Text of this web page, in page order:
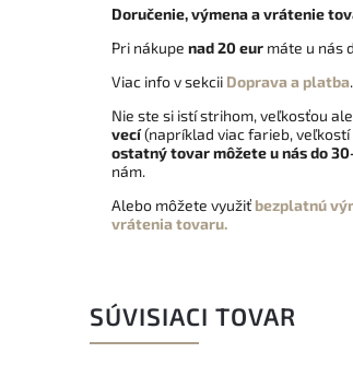
Doručenie, výmena a vrátenie
Pri nákupe nad 20 eur máte u nás
Viac info v sekcii Doprava a platba.
Nie ste si istí strihom, veľkosťou
vecí(napríklad viac farieb, veľkostí
ostatný tovar môžete u nás do
nám.
Alebo môžete využiť bezplatnú
vrátenia tovaru.
SÚVISIACI TOVAR